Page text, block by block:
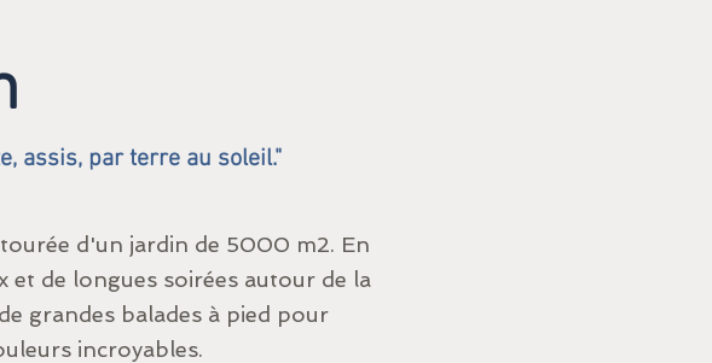
assis, par terre au soleil."
d'un jardin de 5000 m2. En
et de longues soirées autour de la
grandes balades à pied pour
incroyables.